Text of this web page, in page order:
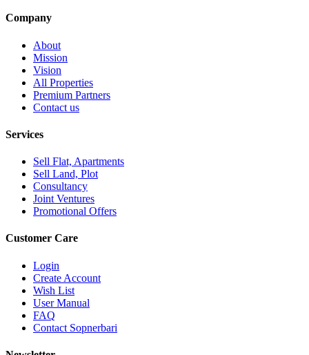
Company
About
Mission
Vision
All Properties
Premium Partners
Contact us
Services
Sell Flat, Apartments
Sell Land, Plot
Consultancy
Joint Ventures
Promotional Offers
Customer Care
Login
Create Account
Wish List
User Manual
FAQ
Contact Sopnerbari